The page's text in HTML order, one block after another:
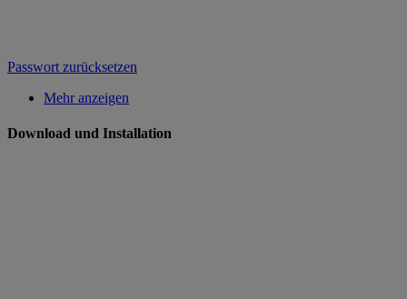
Passwort zurücksetzen
Mehr anzeigen
Download und Installation